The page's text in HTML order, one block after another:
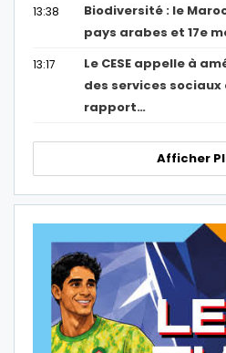
13:38
Biodiversité : le
pays arabes et 17e
13:17
Le CESE appelle à
des services sociaux
rapport…
Afficher